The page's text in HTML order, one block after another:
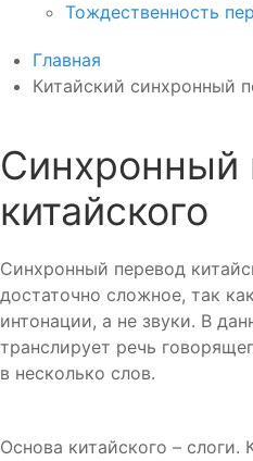
Тождественность
Главная
Китайский синхронный
Синхронный
китайского
Синхронный перевод
достаточно сложное, так
интонации, а не звуки. В
транслирует речь
в несколько слов.
Основа китайского – слоги.